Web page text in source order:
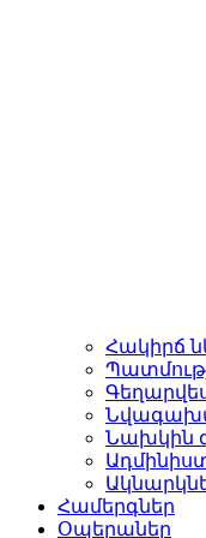
Հակիրճ
Նախկին
Համերգներ
Օպերաներ